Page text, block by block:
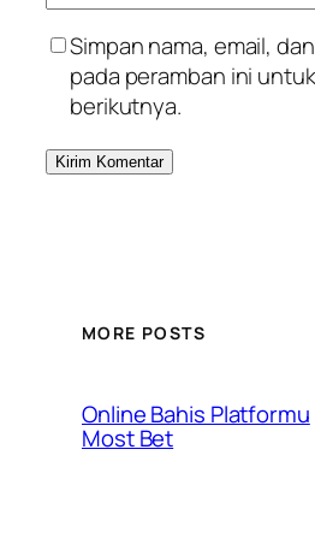
Simpan nama, email,
pada peramban ini
berikutnya.
MORE POSTS
Online Bahis Platformu
Most Bet